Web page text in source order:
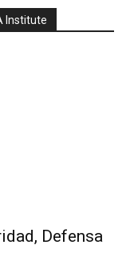
Institute
Defensa